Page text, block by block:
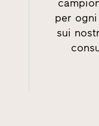
per
sui